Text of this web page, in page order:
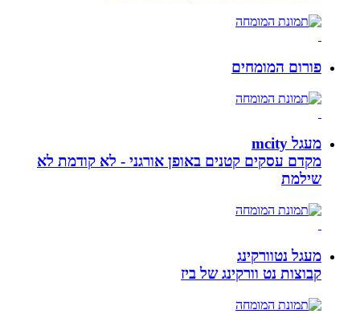
פורום המומחים
מעגל mcity
מקדם עסקים קטנים באופן אורגני - לא קודמת לא
שילמת
מעגל נטוורקינג
קבוצות נט וורקינג של ביז